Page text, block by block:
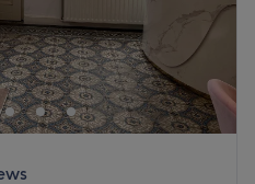
de beauté situé à Ixelles,
Dédié à lahaute
de vous accueillir dans un
soin de vous ! Venez
de soins et de prestations,
et élégance.